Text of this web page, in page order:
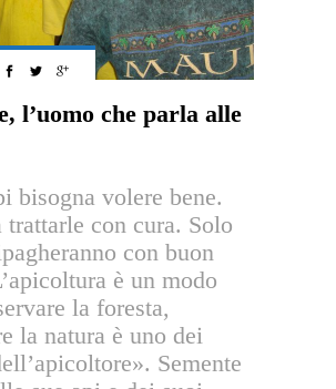
l’uomo che parla alle
bisogna volere bene.
trattarle con cura. Solo
con buon
è un modo
la foresta,
la natura è uno dei
Semente